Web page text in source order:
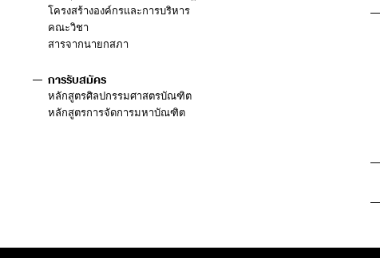
โครงสร้างองค์กรและการบริหาร
คณะวิชา
สารจากนายกสภา
การรับสมัคร
หลักสูตรศิลปกรรมศาสตรบัณฑิต
หลักสูตรการจัดการมหาบัณฑิต